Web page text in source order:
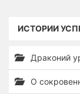
ИСТОРИИ
Драконий
О